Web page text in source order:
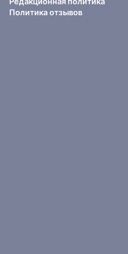
Политика отзывов